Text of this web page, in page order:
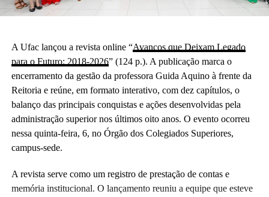
A Ufac lançou a revista online “Avanços que Deixam Legado
para o Futuro: 2018-2026” (124 p.). A publicação marca o
encerramento da gestão da professora Guida Aquino à frente da
Reitoria e reúne, em formato interativo, com dez capítulos, o
balanço das principais conquistas e ações desenvolvidas pela
administração superior nos últimos oito anos. O evento ocorreu
nessa quinta-feira, 6, no Órgão dos Colegiados Superiores,
campus-sede.
A revista serve como um registro de prestação de contas e
memória institucional. O lançamento reuniu a equipe que esteve